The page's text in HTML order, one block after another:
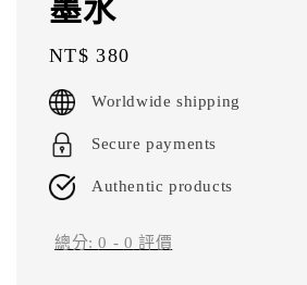
墨水
Regular
price
NT$ 380
Worldwide shipping
Secure payments
Authentic products
總分:0 - 0 評價